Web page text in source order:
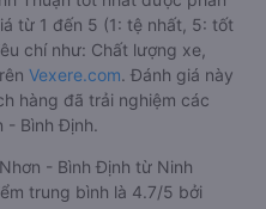
giá nhà xe Ninh
Thuận tốt nhất được phân
từ 1 đến 5 (1: tệ nhất, 5: tốt
chí như: Chất lượng xe,
Vexere.com. Đánh giá này
hàng đã trải nghiệm các